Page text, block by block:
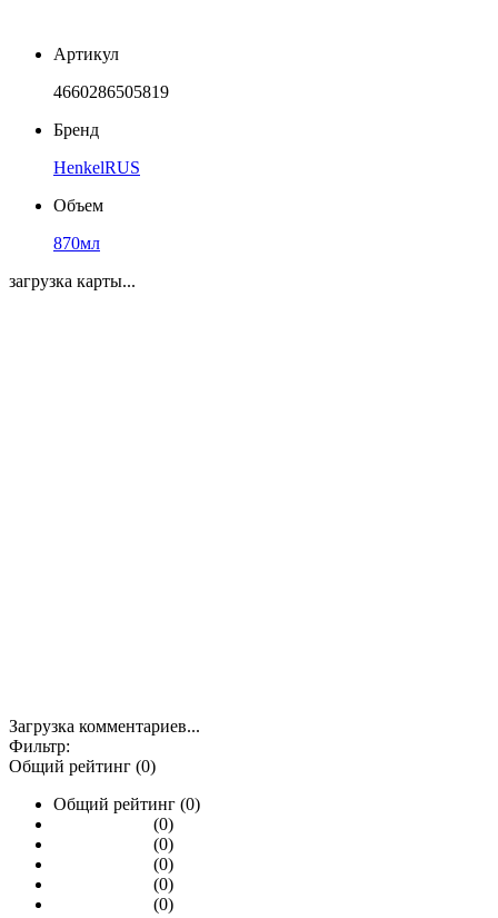
Артикул
4660286505819
Бренд
HenkelRUS
Объем
870мл
загрузка карты...
Загрузка комментариев...
Фильтр:
Общий рейтинг (0)
Общий рейтинг (0)
(0)
(0)
(0)
(0)
(0)